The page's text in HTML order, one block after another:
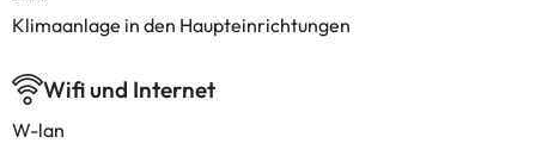
Klimaanlage in den Haupteinrichtungen
Wifi und Internet
W-lan